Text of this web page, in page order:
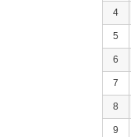
4
5
6
7
8
9